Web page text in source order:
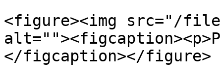
<figure><img src="/files/
</figcaption></figure>